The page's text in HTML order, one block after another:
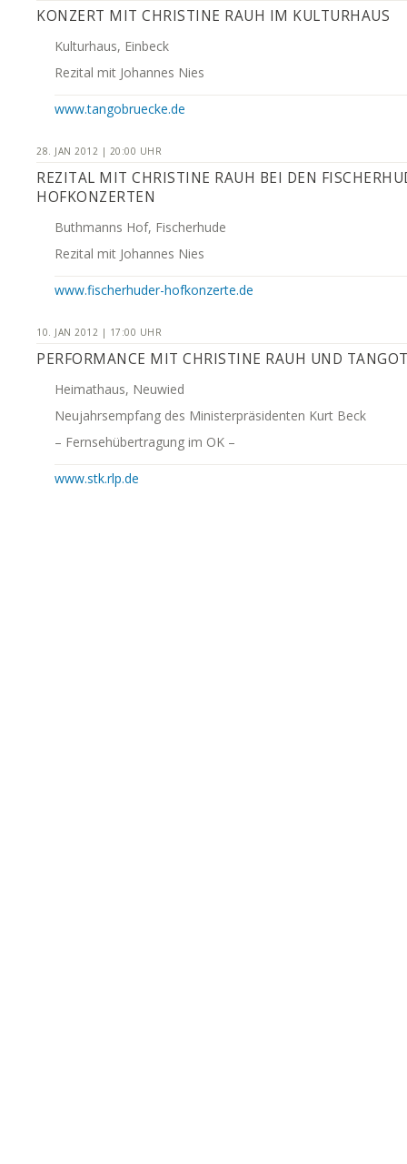
KONZERT MIT CHRISTINE RAUH IM KULTURHAUS
Kulturhaus, Einbeck
Rezital mit Johannes Nies
www.tangobruecke.de
28. JAN 2012 | 20:00 UHR
REZITAL MIT CHRISTINE RAUH BEI DEN
HOFKONZERTEN
Buthmanns Hof, Fischerhude
Rezital mit Johannes Nies
www.fischerhuder-hofkonzerte.de
10. JAN 2012 | 17:00 UHR
PERFORMANCE MIT CHRISTINE RAUH UND
Heimathaus, Neuwied
Neujahrsempfang des Ministerpräsidenten Kurt Beck
– Fernsehübertragung im OK –
www.stk.rlp.de